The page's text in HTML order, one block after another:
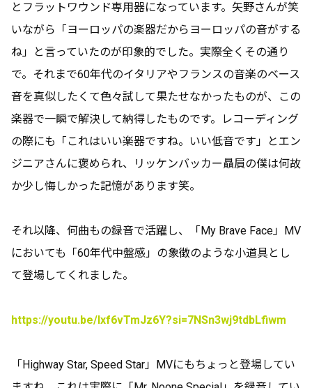
とフラットワウンド専用器になっています。矢野さんが笑
いながら「ヨーロッパの楽器だからヨーロッパの音がする
ね」と言っていたのが印象的でした。実際全くその通り
で。それまで60年代のイタリアやフランスの音楽のベース
音を真似したくて色々試して果たせなかったものが、この
楽器で一瞬で解決して納得したものです。レコーディング
の際にも「これはいい楽器ですね。いい低音です」とエン
ジニアさんに褒められ、リッケンバッカー贔屓の僕は何故
か少し悔しかった記憶があります笑。
それ以降、何曲もの録音で活躍し、「My Brave Face」MV
においても「60年代中盤感」の象徴のような小道具とし
て登場してくれました。
https://youtu.be/Ixf6vTmJz6Y?si=7NSn3wj9tdbLfiwm
「Highway Star, Speed Star」MVにもちょっと登場してい